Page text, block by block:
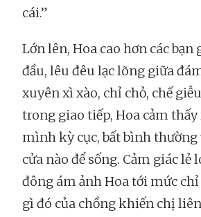
cái.”
Lớn lên, Hoa cao hơn các bạn
đầu, lêu đêu lạc lõng giữa
xuyên xì xào, chỉ chỏ, chế
trong giao tiếp, Hoa cảm
mình kỳ cục, bất bình thường
cửa nào để sống. Cảm giác lẻ
đông ám ảnh Hoa tới mức
gì đó của chồng khiến chị